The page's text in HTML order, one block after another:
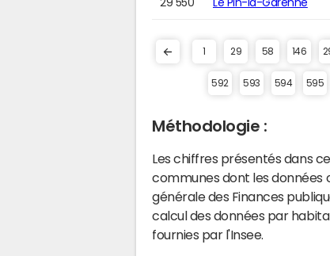
29 550 Le Pin-la-Garenne
1 29 58 146
592 593 594 595
Méthodologie :
Les chiffres présentés dans
communes dont les
générale des Finances
calcul des données par
fournies par l'Insee.